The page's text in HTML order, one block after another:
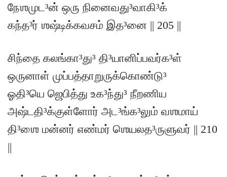
நேஶமுட³ன் ஒரு நினைவது³வாகி³க்
கந்த³ர் ஶஷ்டிக்கவசம் இத³னை || 205 ||
சிந்தை கலங்கா³து³ தி³யானிப்பவர்க³ள்
ஒருனாள் முப்பத்தாறுருக்கொண்டு³
ஓதி³யெ ஜெபித்து உக³ந்து³ நீறணிய
அஷ்டதி³க்குள்ளோர் அட³ங்க³லும் வஶமாய்
தி³ஶை மன்னர் எண்மர் ஶெயலத³ருளுவர் || 210
||